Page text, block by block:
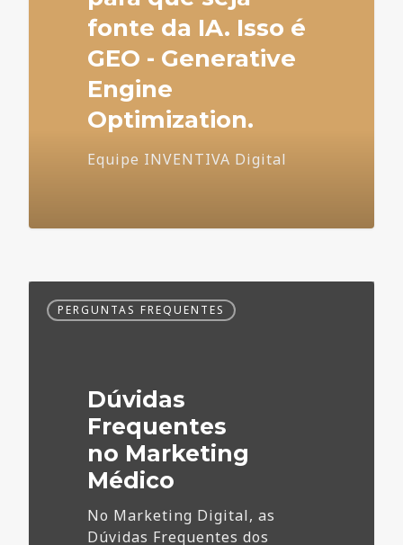
fonte da IA. Isso é
GEO - Generative
Engine
Optimization.
Equipe INVENTIVA Digital
Frequentes
PERGUNTAS FREQUENTES
Dúvidas
Frequentes
no Marketing
Médico
No Marketing Digital, as
Dúvidas Frequentes dos